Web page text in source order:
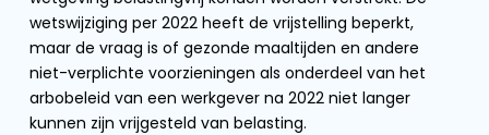
wetswijziging per 2022 heeft de vrijstelling beperkt,
maar de vraag is of gezonde maaltijden en andere
niet-verplichte voorzieningen als onderdeel van het
arbobeleid van een werkgever na 2022 niet langer
kunnen zijn vrijgesteld van belasting.